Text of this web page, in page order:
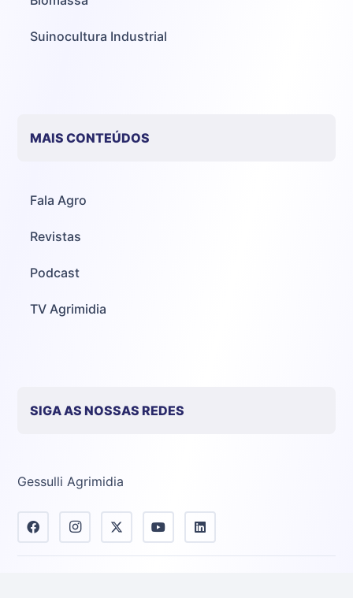
Suinocultura Industrial
MAIS CONTEÚDOS
Fala Agro
Revistas
Podcast
TV Agrimidia
SIGA AS NOSSAS REDES
Gessulli Agrimidia